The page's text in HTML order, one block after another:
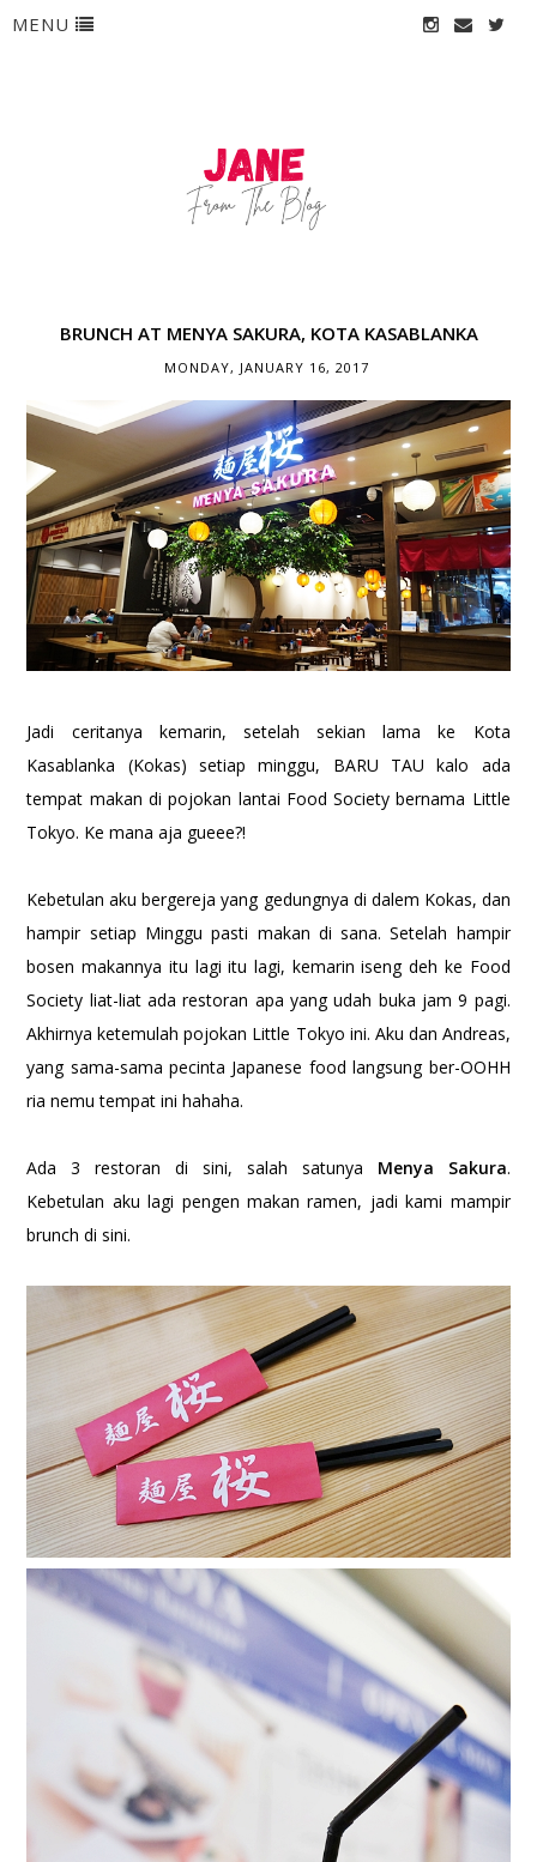
MENU
BRUNCH AT MENYA SAKURA, KOTA KASABLANKA
MONDAY, JANUARY 16, 2017
Jadi ceritanya kemarin, setelah sekian lama ke Kota
Kasablanka (Kokas) setiap minggu, BARU TAU kalo ada
tempat makan di pojokan lantai Food Society bernama Little
Tokyo. Ke mana aja gueee?!
Kebetulan aku bergereja yang gedungnya di dalem Kokas, dan
hampir setiap Minggu pasti makan di sana. Setelah hampir
bosen makannya itu lagi itu lagi, kemarin iseng deh ke Food
Society liat-liat ada restoran apa yang udah buka jam 9 pagi.
Akhirnya ketemulah pojokan Little Tokyo ini. Aku dan Andreas,
yang sama-sama pecinta Japanese food langsung ber-OOHH
ria nemu tempat ini hahaha.
Ada 3 restoran di sini, salah satunya Menya Sakura.
Kebetulan aku lagi pengen makan ramen, jadi kami mampir
brunch di sini.